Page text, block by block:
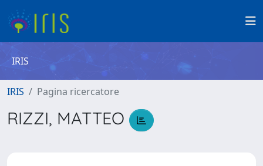
IRIS
IRIS Pagina ricercatore
RIZZI, MATTEO